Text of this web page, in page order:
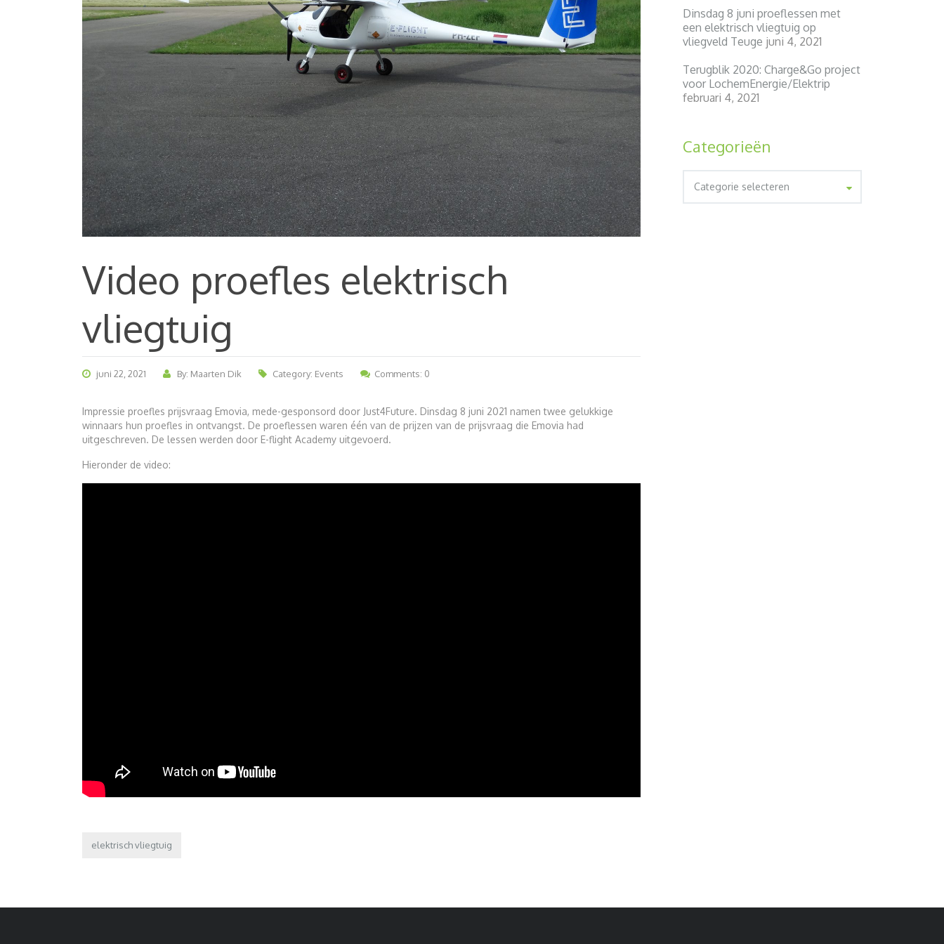
Video proefles elektrisch
vliegtuig
juni 22, 2021 By: Maarten Dik Category: Events Comments: 0
Impressie proefles prijsvraag Emovia, mede-gesponsord door Just4Future. Dinsdag 8 juni 2021 namen twee gelukkige
winnaars hun proefles in ontvangst. De proeflessen waren één van de prijzen van de prijsvraag die Emovia had
uitgeschreven. De lessen werden door E-flight Academy uitgevoerd.
Hieronder de video:
elektrisch vliegtuig
Dinsdag 8 juni proeflessen met
een elektrisch vliegtuig op
vliegveld Teuge juni 4, 2021
Terugblik 2020: Charge&Go project
voor LochemEnergie/Elektrip
februari 4, 2021
Categorieën
Categorie selecteren